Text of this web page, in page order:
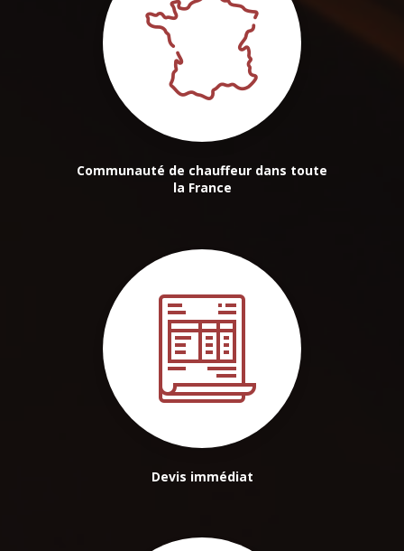
Communauté de chauffeur dans toute
la France
Devis immédiat